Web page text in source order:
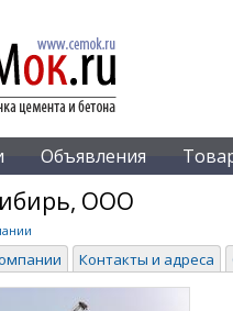
Объявления
ООО
Контакты и адреса